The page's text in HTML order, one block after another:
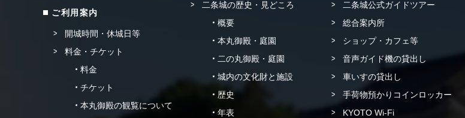
ご利用案内
開城時間・休城日等
料金・チケット
料金
チケット
本丸御殿の観覧について
二条城の歴史・見どころ
概要
本丸御殿・庭園
二の丸御殿・庭園
城内の文化財と施設
歴史
年表
二条城公式ガイドツアー
総合案内所
ショップ・カフェ等
音声ガイド機の貸出し
車いすの貸出し
手荷物預かりコインロッカー
KYOTO Wi-Fi